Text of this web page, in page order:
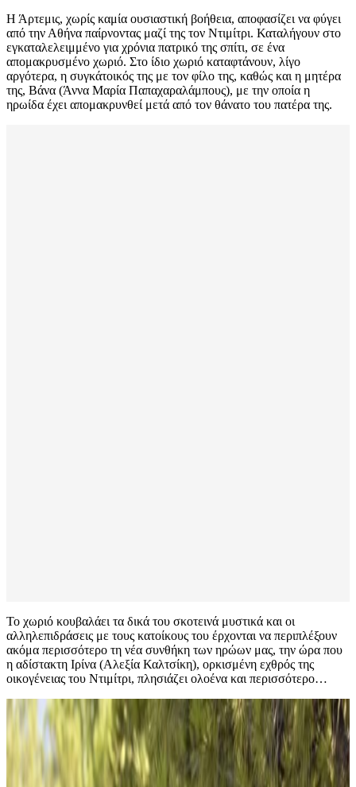
Η Άρτεμις, χωρίς καμία ουσιαστική βοήθεια, αποφασίζει να φύγει
από την Αθήνα παίρνοντας μαζί της τον Ντιμίτρι. Καταλήγουν στο
εγκαταλελειμμένο για χρόνια πατρικό της σπίτι, σε ένα
απομακρυσμένο χωριό. Στο ίδιο χωριό καταφτάνουν, λίγο
αργότερα, η συγκάτοικός της με τον φίλο της, καθώς και η μητέρα
της, Βάνα (Άννα Μαρία Παπαχαραλάμπους), με την οποία η
ηρωίδα έχει απομακρυνθεί μετά από τον θάνατο του πατέρα της.
Το χωριό κουβαλάει τα δικά του σκοτεινά μυστικά και οι
αλληλεπιδράσεις με τους κατοίκους του έρχονται να περιπλέξουν
ακόμα περισσότερο τη νέα συνθήκη των ηρώων μας, την ώρα που
η αδίστακτη Ιρίνα (Αλεξία Καλτσίκη), ορκισμένη εχθρός της
οικογένειας του Ντιμίτρι, πλησιάζει ολοένα και περισσότερο…